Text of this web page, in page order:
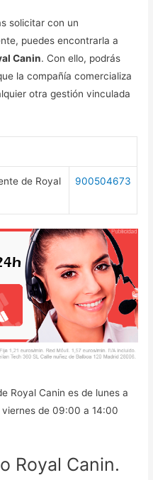
solicitar con un
puedes encontrarla a
Canin. Con ello, podrás
la compañía comercializa
otra gestión vinculada
de Royal
900504673
Royal Canin es de lunes a
de 09:00 a 14:00
Royal Canin.